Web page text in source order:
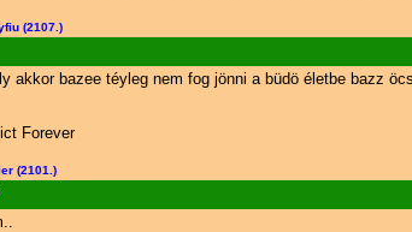
(2107.)
akkor bazee téyleg nem fog jönni a büdö életbe bazz
Forever
(2101.)